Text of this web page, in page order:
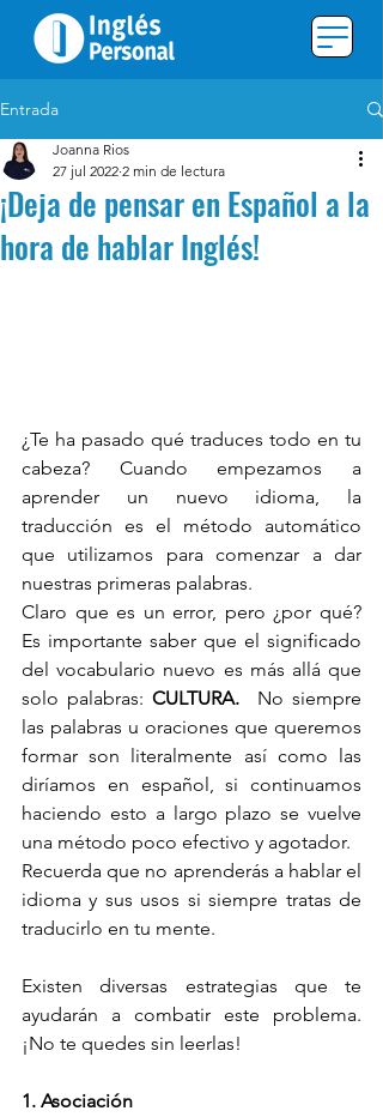
Entrada
¡Deja de pensar en Español a la
hora de hablar Inglés!
Joanna Rios
27 jul 2022 2 min de lectura
¿Te ha pasado qué traduces todo en tu
cabeza? Cuando empezamos a
aprender un nuevo idioma, la
traducción es el método automático
que utilizamos para comenzar a dar
nuestras primeras palabras.
Claro que es un error, pero ¿por qué?
Es importante saber que el significado
del vocabulario nuevo es más allá que
solo palabras: CULTURA.
  No siempre
las palabras u oraciones que queremos
formar son literalmente así como las
diríamos en español, si continuamos
haciendo esto a largo plazo se vuelve
una método poco efectivo y agotador.
Recuerda que no aprenderás a hablar el
idioma y sus usos si siempre tratas de
traducirlo en tu mente.
Existen diversas estrategias que te
ayudarán a combatir este problema.
¡No te quedes sin leerlas!
1. Asociación